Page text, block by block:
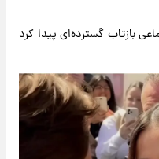
بازتاب گسترده‌ای پیدا کرد